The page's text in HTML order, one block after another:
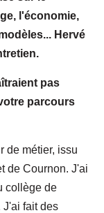
l'économie,
Hervé
pas
parcours
de métier, issu
de Cournon. J'ai
collège de
fait des